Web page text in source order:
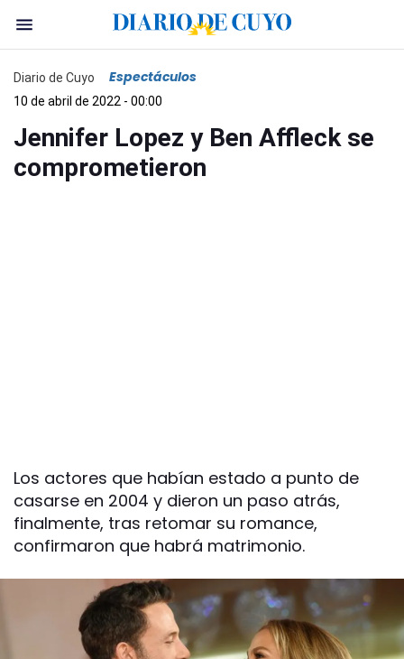
Diario de Cuyo Espectáculos
10 de abril de 2022 - 00:00
Jennifer Lopez y Ben Affleck se
comprometieron
Los actores que habían estado a punto de
casarse en 2004 y dieron un paso atrás,
finalmente, tras retomar su romance,
confirmaron que habrá matrimonio.